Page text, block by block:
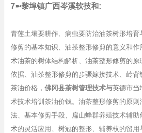
7➼黎埠镇广西岑溪软技和:
青莲土壤要耕作、病虫要防治油茶树形培
修剪的基本知识、油茶整形修剪的意义和
术油茶的树体结构解析、油茶整形修剪的原
依据、油茶整形修剪的步骤嫁接技术、岭背
茶油价格， 佛冈县茶树管理技术与英德市当
术技术培训茶油价钱。油茶整形修剪的原则
法、基本修剪手段、扁山蜂群养殖技术辅
术的灵活应用、树冠的整形、辅养枝的留用